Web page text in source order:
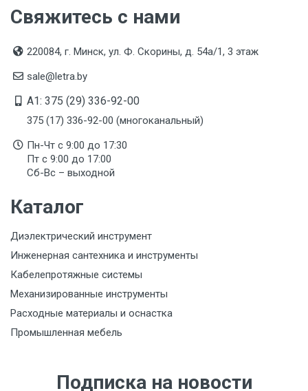
Свяжитесь с нами
220084, г. Минск, ул. Ф. Скорины, д. 54а/1, 3 этаж
sale@letra.by
A1: 375 (29) 336-92-00
375 (17) 336-92-00 (многоканальный)
Пн-Чт с 9:00 до 17:30
Пт с 9:00 до 17:00
Сб-Вс – выходной
Каталог
Диэлектрический инструмент
Инженерная сантехника и инструменты
Кабелепротяжные системы
Механизированные инструменты
Расходные материалы и оснастка
Промышленная мебель
Подписка на новости